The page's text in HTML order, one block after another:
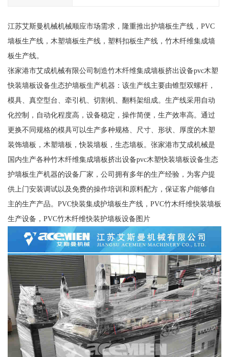
江苏艾斯曼机械机械顺应市场需求，隆重推出护墙板生产线，PVC
墙板生产线，木塑墙板生产线，塑料扣板生产线，竹木纤维集成墙
板生产线。
张家港市艾成机械有限公司制造竹木纤维集成墙板挤出设备pvc木塑
快装墙板设备生态护墙板生产机器：该生产线主要由锥型双螺杆，
模具、真空型台、牵引机、切割机、翻料架组成。生产线采用自动
化控制，自动化程度高，设备稳定，操作简便，生产效率高。通过
更换不同规格的模具可以生产多种规格、尺寸、形状、厚度的木塑
装饰墙板，木塑墙板，快装墙板，生态墙板。张家港市艾成机械是
国内生产各种竹木纤维集成墙板挤出设备pvc木塑快装墙板设备生态
护墙板生产机器的设备厂家，公司拥有多年的生产经验，为客户提
供上门安装调试以及免费的操作培训和原料配方，保证客户能够自
主的生产产品。PVC快装集成护墙板生产线，PVC竹木纤维快装墙板
生产设备，PVC竹木纤维快装护墙板设备图片